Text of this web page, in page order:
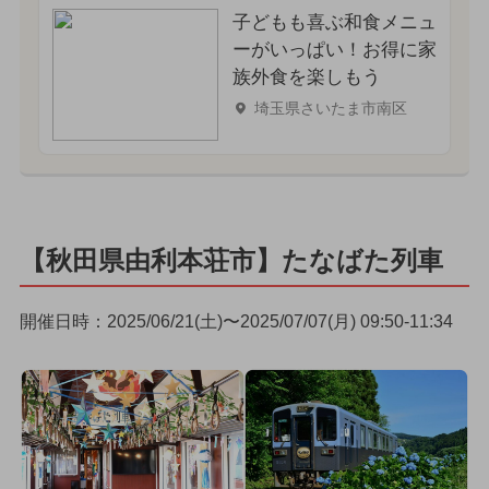
子どもも喜ぶ和食メニュ
ーがいっぱい！お得に家
族外食を楽しもう
埼玉県さいたま市南区
【秋田県由利本荘市】たなばた列車
開催日時：2025/06/21(土)〜2025/07/07(月) 09:50-11:34